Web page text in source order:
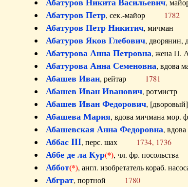
,
Абатуров Петр, сек.-майор 1782
Абатуров Петр Никитич, мичман
Абатуров Яков Глебович,
Абатурова Анна Петровна, жена
Абатурова Анна Семеновна,
Абашев Иван, рейтар 1781
Абашев Иван Иванович,
Абашев Иван Федорович,
Абашева Мария, вдова мичмана
Абашевская Анна Федоровна,
Аббас III, перс. шах 1734, 1736
Аббе де ла Кур(*), чл. фр.
Аббот(*), англ. изобретатель кораб.
Абграт, портной 1780